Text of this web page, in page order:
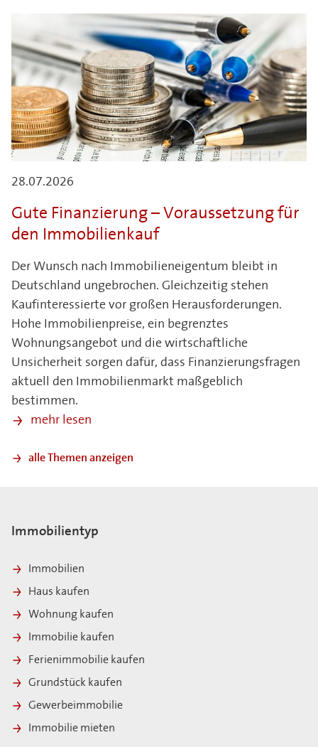
28.07.2026
Gute Finanzierung – Voraussetzung für
den Immobilienkauf
Der Wunsch nach Immobilieneigentum bleibt in
Deutschland ungebrochen. Gleichzeitig stehen
Kaufinteressierte vor großen Herausforderungen.
Hohe Immobilienpreise, ein begrenztes
Wohnungsangebot und die wirtschaftliche
Unsicherheit sorgen dafür, dass Finanzierungsfragen
aktuell den Immobilienmarkt maßgeblich
bestimmen.
mehr lesen
alle Themen anzeigen
Immobilientyp
Immobilien
Haus kaufen
Wohnung kaufen
Immobilie kaufen
Ferienimmobilie kaufen
Grundstück kaufen
Gewerbeimmobilie
Immobilie mieten